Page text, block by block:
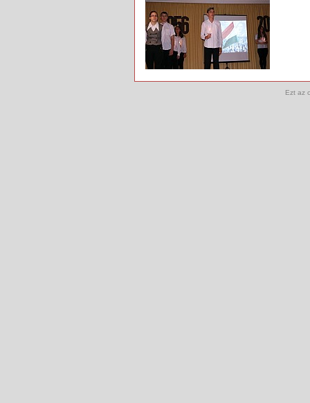
Ezt az